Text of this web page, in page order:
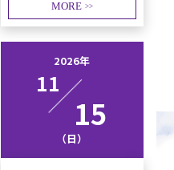
MORE>>
2026年
11
15
（日）